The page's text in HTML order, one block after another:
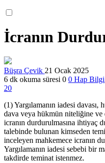
İcranın
Büşra Çevik 21 Ocak 2025
6 dk okuma süresi 0 0 Hap Bilgi
20
(1) Yargılamanın iadesi davası,
dava veya hükmün niteliğine
icranın durdurulmasına ihtiyaç
talebinde bulunan kimseden
inceleyen mahkemece icranın
Yargılamanın iadesi sebebi bir
takdirde teminat istenmez.